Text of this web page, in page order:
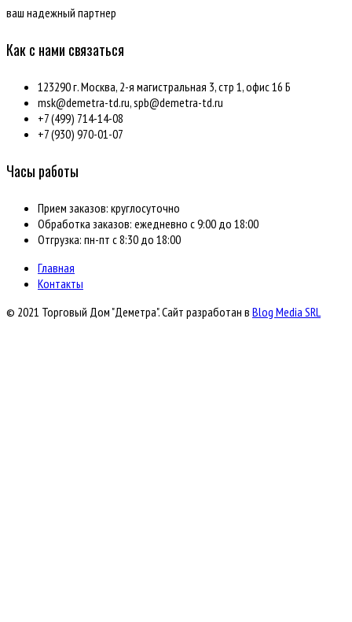
ваш надежный партнер
Как с нами связаться
123290 г. Москва, 2-я магистральная 3, стр 1, офис 16 Б
msk@demetra-td.ru, spb@demetra-td.ru
+7 (499) 714-14-08
+7 (930) 970-01-07
Часы работы
Прием заказов: круглосуточно
Обработка заказов: ежедневно с 9:00 до 18:00
Отгрузка: пн-пт с 8:30 до 18:00
Главная
Контакты
© 2021 Торговый Дом "Деметра". Сайт разработан в Blog Media SRL